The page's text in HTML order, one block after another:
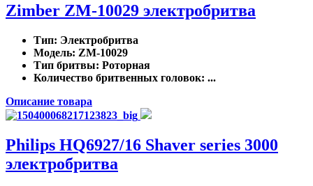
Zimber ZM-10029 электробритва
Тип: Электробритва
Модель: ZM-10029
Тип бритвы: Роторная
Количество бритвенных головок: ...
Описание товара
Philips HQ6927/16 Shaver series 3000
электробритва